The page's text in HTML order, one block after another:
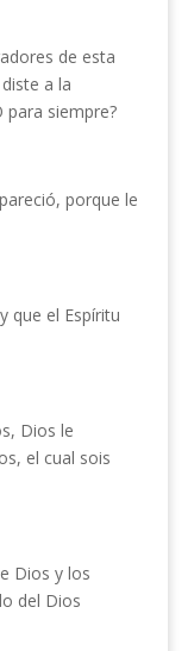
de esta
a la
para siempre?
porque le
que el Espíritu
Dios le
el cual sois
Dios y los
del Dios